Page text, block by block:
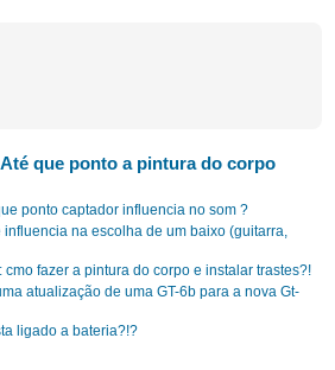
Até que ponto a pintura do corpo
ponto captador influencia no som ?
influencia na escolha de um baixo (guitarra,
fazer a pintura do corpo e instalar trastes?!
atualização de uma GT-6b para a nova Gt-
ligado a bateria?!?